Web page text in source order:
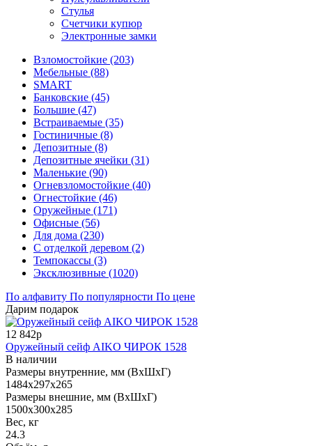
Стулья
Счетчики купюр
Электронные замки
Взломостойкие (203)
Мебельные (88)
SMART
Банковские (45)
Большие (47)
Встраиваемые (35)
Гостиничные (8)
Депозитные (8)
Депозитные ячейки (31)
Маленькие (90)
Огневзломостойкие (40)
Огнестойкие (46)
Оружейные (171)
Офисные (56)
Для дома (230)
С отделкой деревом (2)
Темпокассы (3)
Эксклюзивные (1020)
По алфавиту По популярности По цене
Дарим подарок
12 842р
Оружейный сейф AIKO ЧИРОК 1528
В наличии
Размеры внутренние, мм (ВхШхГ)
1484x297x265
Размеры внешние, мм (ВхШхГ)
1500x300x285
Вес, кг
24.3